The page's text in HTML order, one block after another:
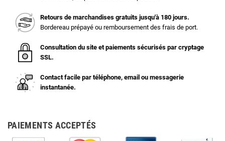
Retours de marchandises gratuits jusqu'à 180 jours.
Bordereau prépayé ou remboursement des frais de port.
Consultation du site et paiements sécurisés par cryptage
SSL.
Contact facile par téléphone, email ou messagerie
instantanée.
PAIEMENTS ACCEPTÉS